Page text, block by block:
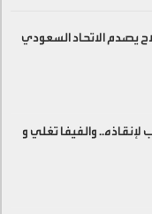
يصدم الاتحاد السعودي
لإنقاذه.. والفيفا تغلي و